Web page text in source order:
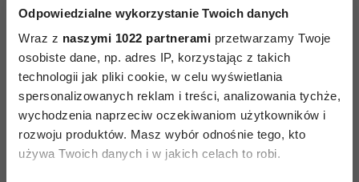
Odpowiedzialne wykorzystanie Twoich danych
Wraz z naszymi 1022 partnerami przetwarzamy Twoje
osobiste dane, np. adres IP, korzystając z takich
technologii jak pliki cookie, w celu wyświetlania
spersonalizowanych reklam i treści, analizowania tychże,
wychodzenia naprzeciw oczekiwaniom użytkowników i
rozwoju produktów. Masz wybór odnośnie tego, kto
używa Twoich danych i w jakich celach to robi.